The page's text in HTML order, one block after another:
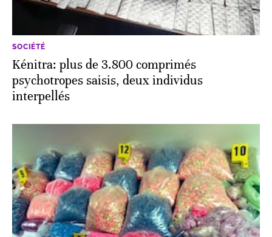
SOCIÉTÉ
Kénitra: plus de 3.800 comprimés
psychotropes saisis, deux individus
interpellés